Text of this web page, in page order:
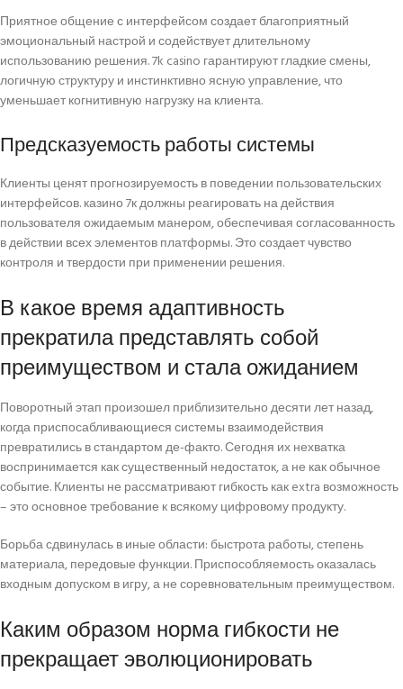
Приятное общение с интерфейсом создает благоприятный
эмоциональный настрой и содействует длительному
использованию решения. 7k casino гарантируют гладкие смены,
логичную структуру и инстинктивно ясную управление, что
уменьшает когнитивную нагрузку на клиента.
Предсказуемость работы системы
Клиенты ценят прогнозируемость в поведении пользовательских
интерфейсов. казино 7к должны реагировать на действия
пользователя ожидаемым манером, обеспечивая согласованность
в действии всех элементов платформы. Это создает чувство
контроля и твердости при применении решения.
В какое время адаптивность
прекратила представлять собой
преимуществом и стала ожиданием
Поворотный этап произошел приблизительно десяти лет назад,
когда приспосабливающиеся системы взаимодействия
превратились в стандартом де-факто. Сегодня их нехватка
воспринимается как существенный недостаток, а не как обычное
событие. Клиенты не рассматривают гибкость как extra возможность
– это основное требование к всякому цифровому продукту.
Борьба сдвинулась в иные области: быстрота работы, степень
материала, передовые функции. Приспособляемость оказалась
входным допуском в игру, а не соревновательным преимуществом.
Каким образом норма гибкости не
прекращает эволюционировать